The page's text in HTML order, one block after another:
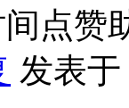
点赞
发表于